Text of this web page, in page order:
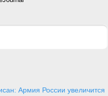
Армия России увеличится